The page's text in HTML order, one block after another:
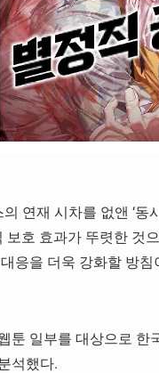
연재 시차를 없앤 ‘동
호 효과가 뚜렷한 것
응을 더욱 강화할 방침
툰 일부를 대상으로
석했다.